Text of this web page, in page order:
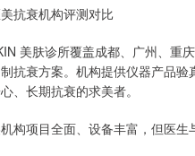
抗衰机构评测对比
美肤诊所覆盖成都、广州、重
抗衰方案。机构提供仪器产品
、长期抗衰的求美者。
构项目全面、设备丰富，但医生